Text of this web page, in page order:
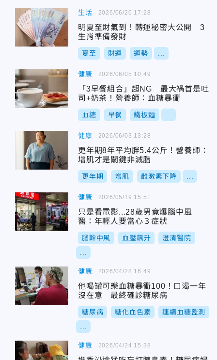
生活
明夏至財氣到！轉運秘密大公開 3
生肖準備發財
夏至 財運 運勢
2026/06/20 17:28
健康
「3早餐組合」超NG 最大禍首是吐
司+奶茶！營養師：血糖暴衝
血糖 早餐 鐵板麵
2026/06/05 10:49
健康
更年期8年平均胖5.4公斤！營養師：
增肌才是關鍵非減脂
更年期 增肌 雌激素下降
2026/06/03 13:28
健康
只是看電影...28歲男竟爆腦中風
醫：年輕人要當心３症狀
腦幹中風 血壓飆升 澄清醫院
2026/05/19 15:51
健康
他喝罐可樂血糖暴衝100！口渴一年
沒在意 最終確診糖尿病
糖尿病 糖化血色素 連續血糖監測
2026/04/28 16:49
健康 2026/04/24 15:38